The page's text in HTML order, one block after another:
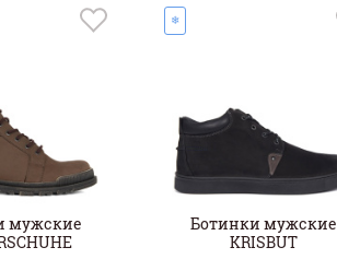
мужские
❄
Ботинки мужские
KRISBUT